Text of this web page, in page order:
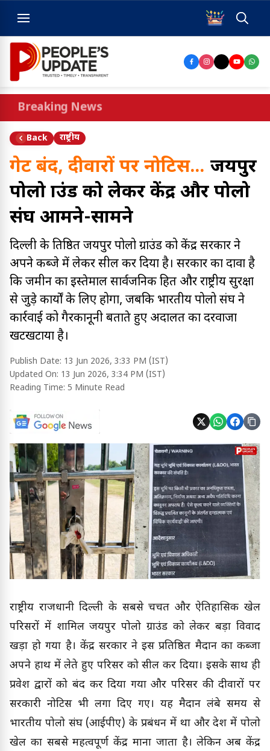
Breaking News
Back राष्ट्रीय
गेट बंद, दीवारों पर नोटिस... जयपुर
पोलो ग्राउंड को लेकर केंद्र और पोलो
संघ आमने-सामने
दिल्ली के प्रतिष्ठित जयपुर पोलो ग्राउंड को केंद्र सरकार ने
अपने कब्जे में लेकर सील कर दिया है। सरकार का दावा है
कि जमीन का इस्तेमाल सार्वजनिक हित और राष्ट्रीय सुरक्षा
से जुड़े कार्यों के लिए होगा, जबकि भारतीय पोलो संघ ने
कार्रवाई को गैरकानूनी बताते हुए अदालत का दरवाजा
खटखटाया है।
Publish Date: 13 Jun 2026, 3:33 PM (IST)
Updated On: 13 Jun 2026, 3:34 PM (IST)
Reading Time: 5 Minute Read
राष्ट्रीय राजधानी दिल्ली के सबसे चर्चित और ऐतिहासिक खेल
परिसरों में शामिल जयपुर पोलो ग्राउंड को लेकर बड़ा विवाद
खड़ा हो गया है। केंद्र सरकार ने इस प्रतिष्ठित मैदान का कब्जा
अपने हाथ में लेते हुए परिसर को सील कर दिया। इसके साथ ही
प्रवेश द्वारों को बंद कर दिया गया और परिसर की दीवारों पर
सरकारी नोटिस भी लगा दिए गए। यह मैदान लंबे समय से
भारतीय पोलो संघ (आईपीए) के प्रबंधन में था और देश में पोलो
खेल का सबसे महत्वपूर्ण केंद्र माना जाता है। लेकिन अब केंद्र